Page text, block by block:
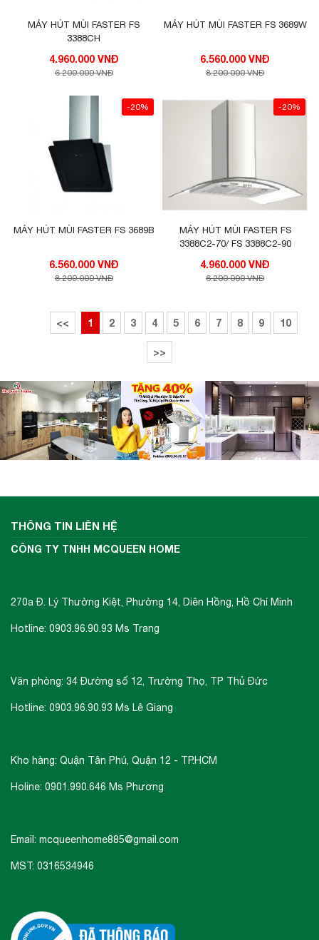
MÁY HÚT MÙI FASTER FS
3388CH
4.960.000 VNĐ
6.200.000 VNĐ
MÁY HÚT MÙI FASTER FS 3689W
6.560.000 VNĐ
8.200.000 VNĐ
-20%
MÁY HÚT MÙI FASTER FS 3689B
6.560.000 VNĐ
8.200.000 VNĐ
-20%
MÁY HÚT MÙI FASTER FS
3388C2-70/ FS 3388C2-90
4.960.000 VNĐ
6.200.000 VNĐ
<< 1 2 3 4 5 6 7 8 9 10
>>
THÔNG TIN LIÊN HỆ
CÔNG TY TNHH MCQUEEN HOME
270a Đ. Lý Thường Kiệt, Phường 14, Diên Hồng, Hồ Chí Minh
Hotline: 0903.96.90.93 Ms Trang
Văn phòng: 34 Đường số 12, Trường Thọ, TP Thủ Đức
Hotline: 0903.96.90.93 Ms Lê Giang
Kho hàng: Quận Tân Phú, Quận 12 - TP.HCM
Holine: 0901.990.646 Ms Phương
Email: mcqueenhome885@gmail.com
MST: 0316534946